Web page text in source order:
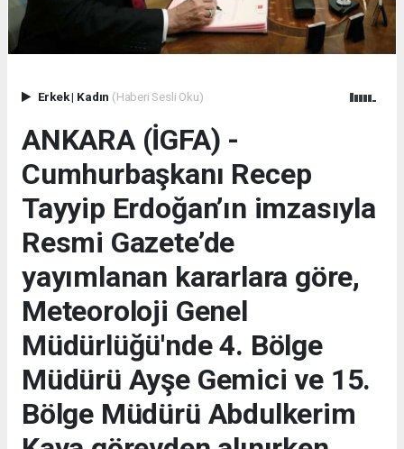
Erkek| Kadın (Haberi Sesli Oku)
ANKARA (İGFA) -
Cumhurbaşkanı Recep
Tayyip Erdoğan’ın imzasıyla
Resmi Gazete’de
yayımlanan kararlara göre,
Meteoroloji Genel
Müdürlüğü'nde 4. Bölge
Müdürü Ayşe Gemici ve 15.
Bölge Müdürü Abdulkerim